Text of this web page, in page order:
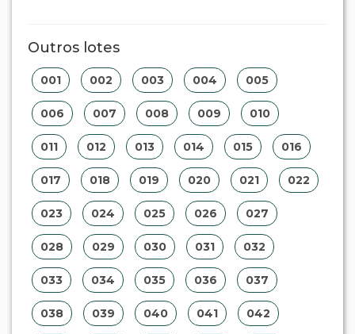
Outros lotes
001 002 003 004 005
006 007 008 009 010
011 012 013 014 015 016
017 018 019 020 021 022
023 024 025 026 027
028 029 030 031 032
033 034 035 036 037
038 039 040 041 042